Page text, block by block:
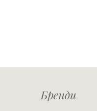
Бренди